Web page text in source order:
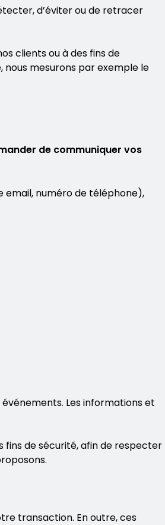
d’éviter ou de retracer
clients ou à des fins de
nous mesurons par exemple le
de communiquer vos
email, numéro de téléphone),
Les informations et
fins de sécurité, afin de respecter
transaction. En outre, ces